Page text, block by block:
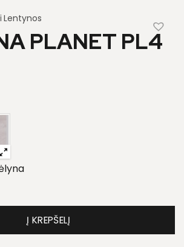
Lentynos
PLANET PL4
Planet PL4
Į KREPŠELĮ